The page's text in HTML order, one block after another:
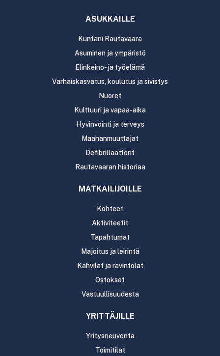
ASUKKAILLE
Kuntani Rautavaara
Asuminen ja ympäristö
Elinkeino- ja työelämä
Varhaiskasvatus, koulutus ja sivistys
Nuoret
Kulttuuri ja vapaa-aika
Hyvinvointi ja terveys
Maahanmuuttajat
Defibrillaattorit
Rautavaaran historiaa
MATKAILIJOILLE
Kohteet
Aktiviteetit
Tapahtumat
Majoitus ja leirintä
Kahvilat ja ravintolat
Ostokset
Vastuullisuudesta
YRITTÄJILLE
Yritysneuvonta
Toimitilat